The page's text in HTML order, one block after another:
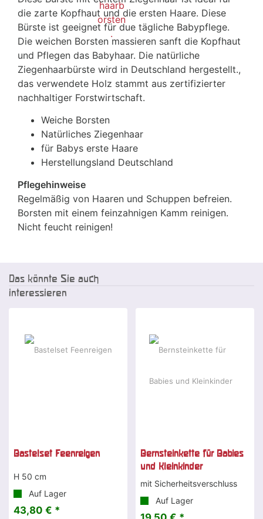
die zarte Kopfhaut und die ersten Haare. Diese
Bürste ist geeignet für due tägliche Babypflege.
Die weichen Borsten massieren sanft die Kopfhaut
und Pflegen das Babyhaar. Die natürliche
Ziegenhaarbürste wird in Deutschland hergestellt.,
das verwendete Holz stammt aus zertifizierter
nachhaltiger Forstwirtschaft.
Weiche Borsten
Natürliches Ziegenhaar
für Babys erste Haare
Herstellungsland Deutschland
Pflegehinweise
Regelmäßig von Haaren und Schuppen befreien.
Borsten mit einem feinzahnigen Kamm reinigen.
Nicht feucht reinigen!
Das könnte Sie auch
interessieren
Bastelset Feenreigen
H 50 cm
Auf Lager
43,80 € *
Bernsteinkette für Babies
und Kleinkinder
mit Sicherheitsverschluss
Auf Lager